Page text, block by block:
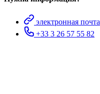
электронная почта
+33 3 26 57 55 82